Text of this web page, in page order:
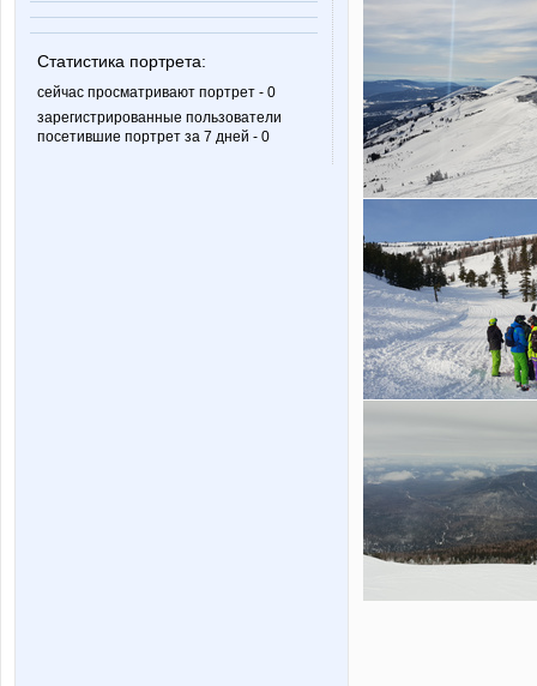
Статистика портрета:
сейчас просматривают портрет - 0
зарегистрированные пользователи
посетившие портрет за 7 дней - 0